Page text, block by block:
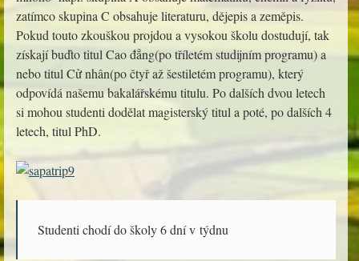
zatímco skupina C obsahuje literaturu, dějepis a zeměpis.
Pokud touto zkouškou projdou a vysokou školu dostudují, tak
získají buďto titul Cao đẳng(po tříletém studijním programu) a
nebo titul Cử nhân(po čtyř až šestiletém programu), který
odpovídá našemu bakalářskému titulu. Po dalších dvou letech
si mohou studenti dodělat magisterský titul a poté, po dalších 4
letech, titul PhD.
Studenti chodí do školy 6 dní v týdnu